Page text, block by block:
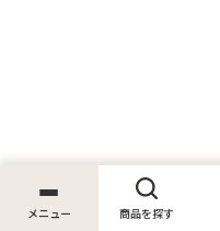
メニュー 商品を探す